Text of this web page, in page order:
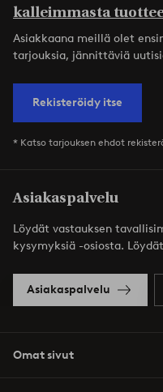
kalleimmasta
Asiakkaana meillä olet
tarjouksia, jännittäviä
Rekisteröidy itse
* Katso tarjouksen ehdot
Asiakaspalvelu
Löydät vastauksen
kysymyksiä -osiosta.
Asiakaspalvelu
Omat sivut